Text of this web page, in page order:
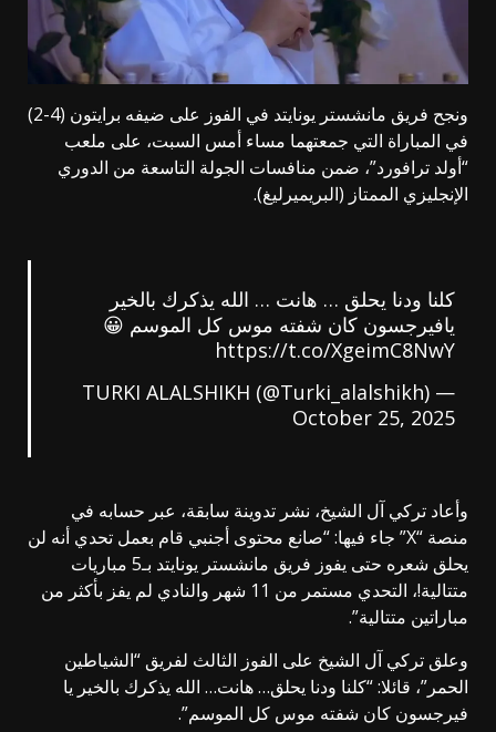
ونجح فريق مانشستر يونايتد في الفوز على ضيفه برايتون (4-2)
في المباراة التي جمعتهما مساء أمس السبت، على ملعب
“أولد ترافورد”، ضمن منافسات الجولة التاسعة من الدوري
الإنجليزي الممتاز (البريميرليغ).
كلنا ودنا يحلق … هانت … الله يذكرك بالخير
يافيرجسون كان شفته موس كل الموسم 😀
https://t.co/XgeimC8NwY
— TURKI ALALSHIKH (@Turki_alalshikh)
October 25, 2025
وأعاد تركي آل الشيخ، نشر تدوينة سابقة، عبر حسابه في
منصة “X” جاء فيها: “صانع محتوى أجنبي قام بعمل تحدي أنه لن
يحلق شعره حتى يفوز فريق مانشستر يونايتد بـ5 مباريات
متتالية!، التحدي مستمر من 11 شهر والنادي لم يفز بأكثر من
مباراتين متتالية”.
وعلق تركي آل الشيخ على الفوز الثالث لفريق “الشياطين
الحمر”، قائلا: “كلنا ودنا يحلق… هانت… الله يذكرك بالخير يا
فيرجسون كان شفته موس كل الموسم”.